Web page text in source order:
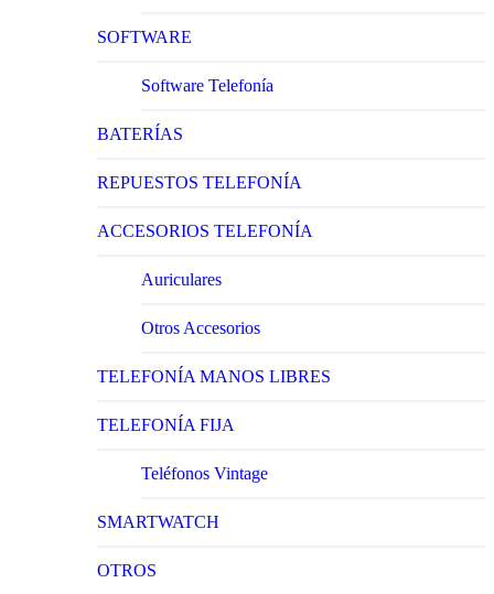
SOFTWARE
Software Telefonía
BATERÍAS
REPUESTOS TELEFONÍA
ACCESORIOS TELEFONÍA
Auriculares
Otros Accesorios
TELEFONÍA MANOS LIBRES
TELEFONÍA FIJA
Teléfonos Vintage
SMARTWATCH
OTROS